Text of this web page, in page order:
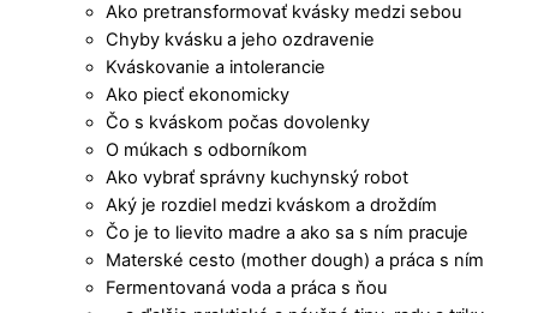
Ako pretransformovať kvásky medzi sebou
Chyby kvásku a jeho ozdravenie
Kváskovanie a intolerancie
Ako piecť ekonomicky
Čo s kváskom počas dovolenky
O múkach s odborníkom
Ako vybrať správny kuchynský robot
Aký je rozdiel medzi kváskom a droždím
Čo je to lievito madre a ako sa s ním pracuje
Materské cesto (mother dough) a práca s ním
Fermentovaná voda a práca s ňou